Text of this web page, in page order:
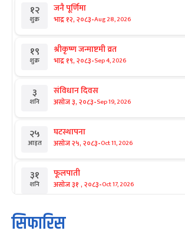
१२
शुक्र
जनै पूर्णिमा
भाद्र १२, २०८३-Aug 28, 2026
१९
शुक्र
श्रीकृष्ण जन्माष्टमी व्रत
भाद्र १९, २०८३-Sep 4, 2026
३
शनि
संविधान दिवस
असोज ३, २०८३-Sep 19, 2026
२५
आइत
घटस्थापना
असोज २५, २०८३-Oct 11, 2026
३१
शनि
फूलपाती
असोज ३१ , २०८३-Oct 17, 2026
१
आइत
कार्तिक सङ्क्रान्ति
कार्तिक १, २०८३
सिफारिस